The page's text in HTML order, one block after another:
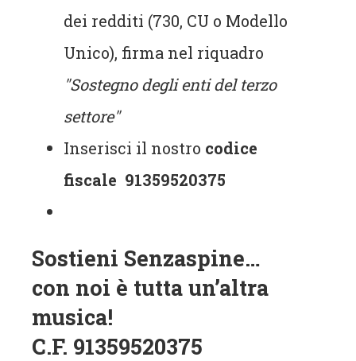
dei redditi (730, CU o Modello
Unico), firma nel riquadro
"Sostegno degli enti del terzo
settore"
Inserisci il nostro codice
fiscale 91359520375
Sostieni Senzaspine…
con noi è tutta un’altra
musica!
C.F. 91359520375